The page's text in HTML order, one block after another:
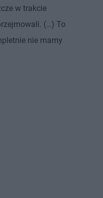
w trakcie
(…) To
nie mamy